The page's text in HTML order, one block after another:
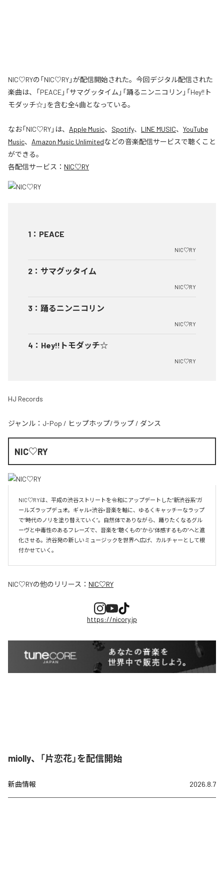
NIC♡RYの「NIC♡RY」が配信開始された。今回デジタル配信された
楽曲は、「PEACE」「サマグッタイム」「踊るニンニコリン」「Hey!!ト
モダッチ☆」を含む全4曲となっている。
なお「NIC♡RY」は、 Apple Music、 Spotify、 LINE MUSIC、 YouTube
Music、 Amazon Music Unlimitedなどの音楽配信サービスで聴くこと
ができる。
各配信サービス： NIC♡RY
1 ： PEACE
NIC♡RY
2 ： サマグッタイム
NIC♡RY
3 ： 踊るニンニコリン
NIC♡RY
4 ： Hey!!トモダッチ☆
NIC♡RY
HJ Records
ジャンル： J-Pop / ヒップホップ/ラップ / ダンス
NIC♡RY
NIC♡RYは、平成の渋谷ストリートを令和にアップデートした“新渋谷系”ガ
ールズラップデュオ。ギャル×渋谷×音楽を軸に、ゆるくキャッチーなラップ
で“時代のノリを塗り替えていく”。自然体でありながら、踊りたくなるグル
ーヴと中毒性のあるフレーズで、音楽を“聴くもの”から“体感するもの”へと進
化させる。渋谷発の新しいミュージックを世界へ広げ、カルチャーとして根
付かせていく。
NIC♡RYの他のリリース： NIC♡RY
https://nicory.jp
miolly、「片恋花」を配信開始
新曲情報 2026.8.7